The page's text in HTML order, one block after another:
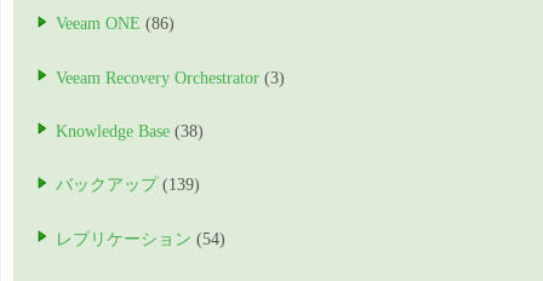
Veeam ONE (86)
Veeam Recovery Orchestrator (3)
Knowledge Base (38)
バックアップ (139)
レプリケーション (54)